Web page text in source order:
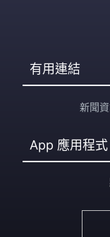
有用連結
新聞
App 應用程式